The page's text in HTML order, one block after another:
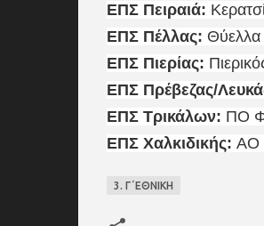
ΕΠΣ Πειραιά:
ΕΠΣ Πέλλας:
ΕΠΣ Πιερίας:
ΕΠΣ Πρέβεζας/
ΕΠΣ Τρικάλων: ΠΟ
ΕΠΣ Χαλκιδικής: ΑΟ
3. Γ΄ΕΘΝΙΚΗ